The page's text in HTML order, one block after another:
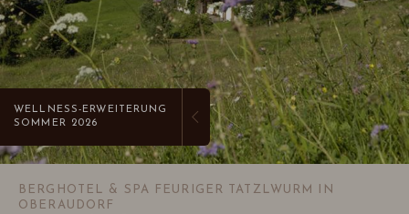
WELLNESS-ERWEITERUNG
SOMMER 2026
BERGHOTEL & SPA FEURIGER TATZLWURM IN
OBERAUDORF